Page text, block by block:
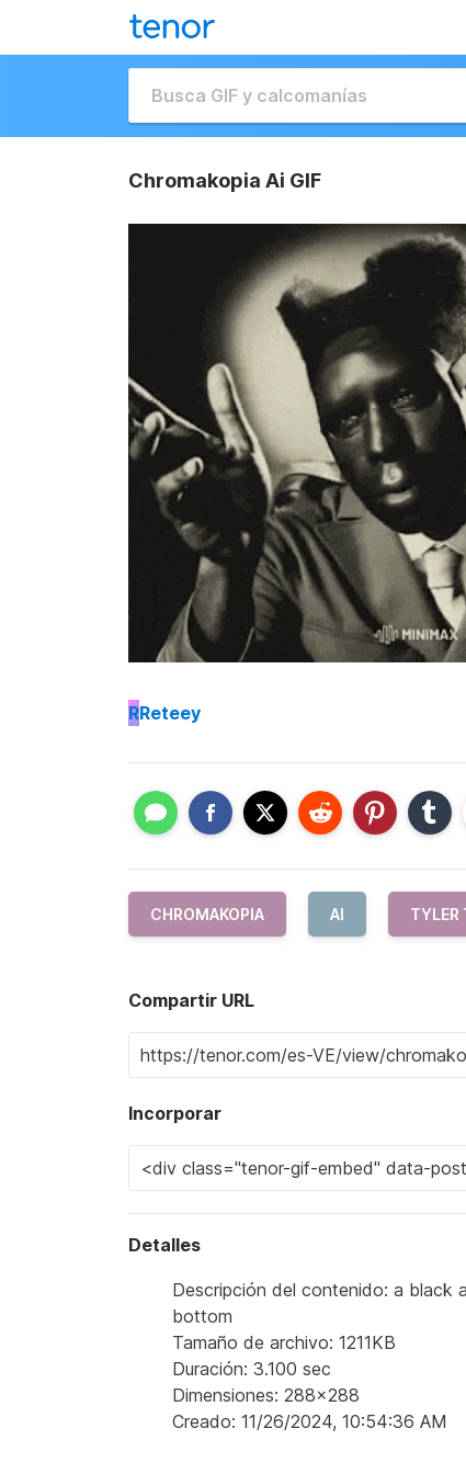
Chromakopia Ai GIF
RReteey
CHROMAKOPIA AI TYLER
Compartir URL
Incorporar
Detalles
Descripción del contenido: a black
bottom
Tamaño de archivo: 1211KB
Duración: 3.100 sec
Dimensiones: 288x288
Creado: 11/26/2024, 10:54:36 AM